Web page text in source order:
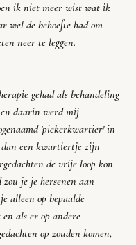
ik niet meer wist wat ik
wel de behoefte had om
neer te leggen.
gehad als behandeling
en daarin werd mij
'piekerkwartier' in
dan een kwartiertje zijn
de vrije loop kon
je je hersenen aan
alleen op bepaalde
als er op andere
op zouden komen,